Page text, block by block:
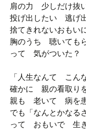
肩の力 少しだけ抜
投げ出したい 逃げ
捨てきれないおもい
胸のうち 聴いても
って 気がついた？
「人生なんて こん
確かに 親の看取り
親も 老いて 病を
でも「なんとかなる
って おもいで 生